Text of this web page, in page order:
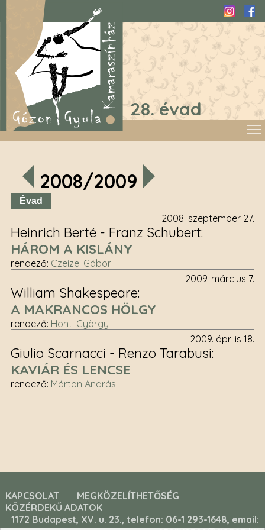
28. évad
2008/2009
Évad
2008. szeptember 27.
Heinrich Berté - Franz Schubert
HÁROM A KISLÁNY
rendező: Czeizel Gábor
2009. március 7.
William Shakespeare
A MAKRANCOS HÖLGY
rendező: Honti György
2009. április 18.
Giulio Scarnacci - Renzo Tarabusi
KAVIÁR ÉS LENCSE
rendező: Márton András
KAPCSOLAT
MEGKÖZELÍTHETŐSÉG
KÖZÉRDEKŰ ADATOK
1172 Budapest, XV. u. 23., telefon: 06-1 293-1648, email: